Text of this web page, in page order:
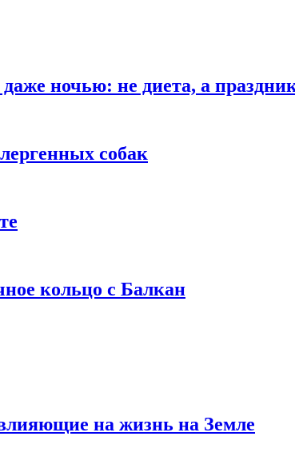
ночью: не диета, а
собак
кольцо с Балкан
на жизнь на Земле